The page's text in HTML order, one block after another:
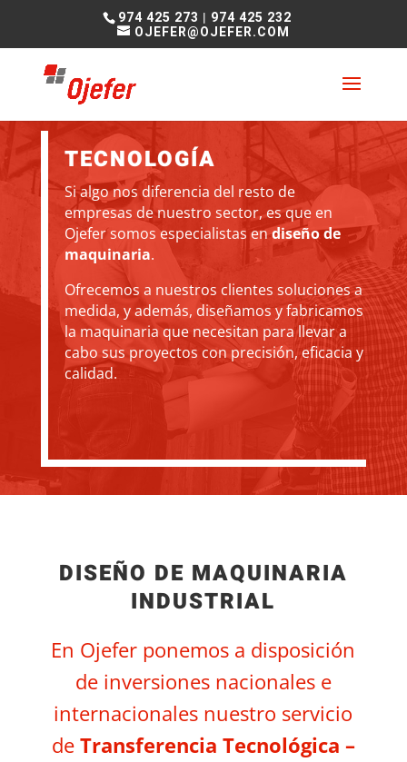
974 425 273 | 974 425 232
OJEFER@OJEFER.COM
TECNOLOGÍA
Si algo nos diferencia del resto de
empresas de nuestro sector, es que en
Ojefer somos especialistas endiseño de
maquinaria.
Ofrecemos a nuestros clientes soluciones a
medida, y además, diseñamos y fabricamos
la maquinaria que necesitan para llevar a
cabo sus proyectos con precisión, eficacia y
calidad.
DISEÑO DE MAQUINARIA
INDUSTRIAL
En Ojefer ponemos a disposición
de inversiones nacionales e
internacionales nuestro servicio
de Transferencia Tecnológica –